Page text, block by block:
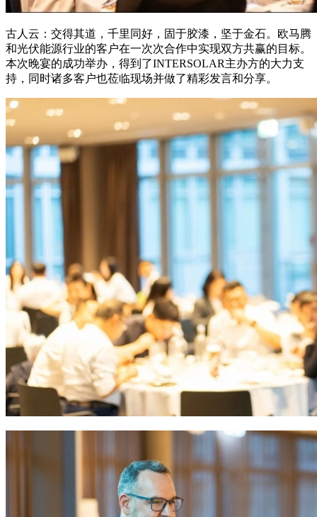
古人云：交得其道，千里同好，固于胶漆，坚于金石。欧马腾
和光伏能源行业的客户在一次次合作中实现双方共赢的目标。
本次晚宴的成功举办，得到了INTERSOLAR主办方的大力支
持，同时诸多客户也莅临现场并做了精彩发言和分享。